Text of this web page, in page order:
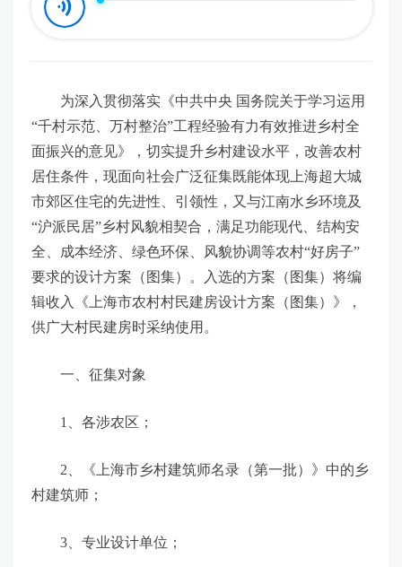
为深入贯彻落实《中共中央 国务院关于学习运用
“千村示范、万村整治”工程经验有力有效推进乡村全
面振兴的意见》，切实提升乡村建设水平，改善农村
居住条件，现面向社会广泛征集既能体现上海超大城
市郊区住宅的先进性、引领性，又与江南水乡环境及
“沪派民居”乡村风貌相契合，满足功能现代、结构安
全、成本经济、绿色环保、风貌协调等农村“好房子”
要求的设计方案（图集）。入选的方案（图集）将编
辑收入《上海市农村村民建房设计方案（图集）》，
供广大村民建房时采纳使用。
一、征集对象
1、各涉农区；
2、《上海市乡村建筑师名录（第一批）》中的乡
村建筑师；
3、专业设计单位；